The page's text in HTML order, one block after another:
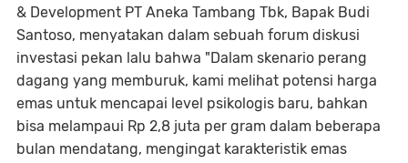
& Development PT Aneka Tambang Tbk, Bapak Budi
Santoso, menyatakan dalam sebuah forum diskusi
investasi pekan lalu bahwa "Dalam skenario perang
dagang yang memburuk, kami melihat potensi harga
emas untuk mencapai level psikologis baru, bahkan
bisa melampaui Rp 2,8 juta per gram dalam beberapa
bulan mendatang, mengingat karakteristik emas